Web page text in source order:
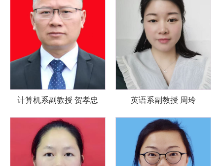
计算机系副教授 贺孝忠 英语系副教授 周玲